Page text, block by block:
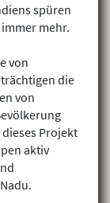
spüren
mehr.
von
die
von
dieses Projekt
aktiv